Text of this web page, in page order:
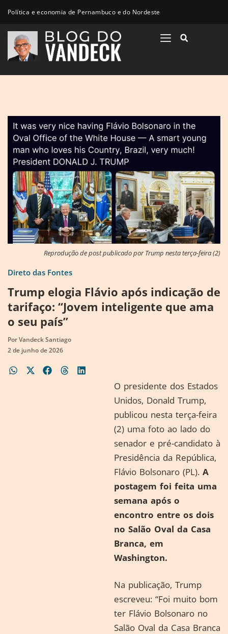
Política e economia de Pernambuco e do Nordeste
Reprodução de post publicado por Trump nesta terça-feira (2)
Direto das Fontes
Trump elogia Flávio após indicação de
tarifaço: “Jovem inteligente que ama
o seu país”
PorVandeck Santiago
2 de junho de 2026
O presidente dos Estados
Unidos, Donald Trump,
publicou nesta terça-feira
(2) uma foto ao lado do
senador e pré-candidato à
Presidência da República,
Flávio Bolsonaro (PL). A
postagem foi feita uma
semana após o
encontro entre os dois
no Salão Oval da Casa
Branca, em
Washington.
Na publicação, Trump
escreveu: “Foi muito bom
ter Flávio Bolsonaro no
Salão Oval da Casa Branca